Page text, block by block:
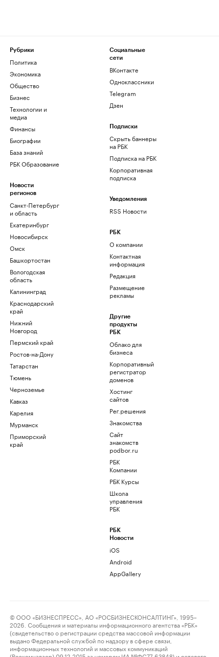
Рубрики
Политика
Экономика
Общество
Бизнес
Технологии и
медиа
Финансы
Биографии
База знаний
РБК Образование
Новости
регионов
Санкт-Петербург
и область
Екатеринбург
Новосибирск
Омск
Башкортостан
Вологодская
область
Калининград
Краснодарский
край
Нижний
Новгород
Пермский край
Ростов-на-Дону
Татарстан
Тюмень
Черноземье
Кавказ
Карелия
Мурманск
Приморский
край
Социальные
сети
ВКонтакте
Одноклассники
Telegram
Дзен
Подписки
Скрыть баннеры
на РБК
Подписка на РБК
Корпоративная
подписка
Уведомления
RSS Новости
РБК
О компании
Контактная
информация
Редакция
Размещение
рекламы
Другие
продукты
РБК
Облако для
бизнеса
Корпоративный
регистратор
доменов
Хостинг
сайтов
Рег.решения
Знакомства
Сайт
знакомств
podbor.ru
РБК
Компании
РБК Курсы
Школа
управления
РБК
РБК
Новости
iOS
Android
AppGallery
© ООО «БИЗНЕСПРЕСС», АО «РОСБИЗНЕСКОНСАЛТИНГ», 1995–
2026. Сообщения и материалы информационного агентства «РБК»
(свидетельство о регистрации средства массовой информации
выдано Федеральной службой по надзору в сфере связи,
информационных технологий и массовых коммуникаций